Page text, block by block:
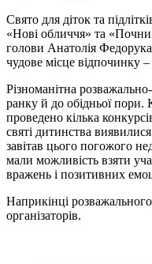
Свято для діток та
«Нові обличчя» та «Почни
голови Анатолія
чудове місце відпочинку
Різноманітна
ранку й до обідньої пори.
проведено кілька
святі дитинства
завітав цього погожого
мали можливість взяти
вражень і позитивних
Наприкінці
організаторів.